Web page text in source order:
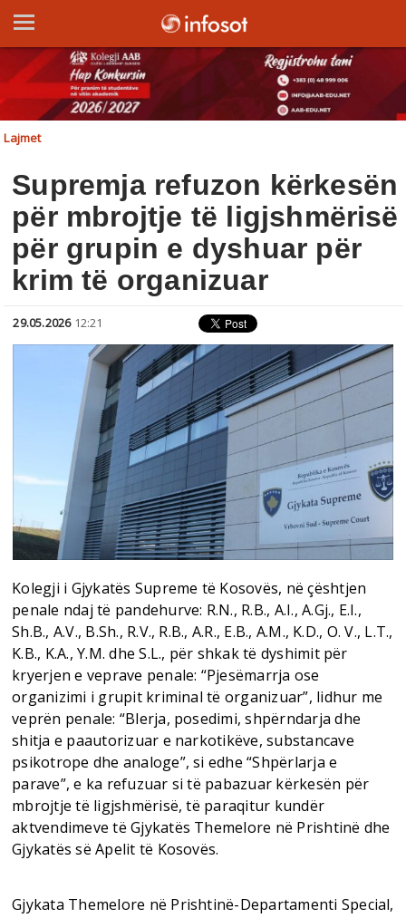
Lajmet
Supremja refuzon kërkesën
për mbrojtje të ligjshmërisë
për grupin e dyshuar për
krim të organizuar
29.05.2026 12:21
Kolegji i Gjykatës Supreme të Kosovës, në çështjen
penale ndaj të pandehurve: R.N., R.B., A.I., A.Gj., E.I.,
Sh.B., A.V., B.Sh., R.V., R.B., A.R., E.B., A.M., K.D., O. V., L.T.,
K.B., K.A., Y.M. dhe S.L., për shkak të dyshimit për
kryerjen e veprave penale: “Pjesëmarrja ose
organizimi i grupit kriminal të organizuar”, lidhur me
veprën penale: “Blerja, posedimi, shpërndarja dhe
shitja e paautorizuar e narkotikëve, substancave
psikotrope dhe analoge”, si edhe “Shpërlarja e
parave”, e ka refuzuar si të pabazuar kërkesën për
mbrojtje të ligjshmërisë, të paraqitur kundër
aktvendimeve të Gjykatës Themelore në Prishtinë dhe
Gjykatës së Apelit të Kosovës.
Gjykata Themelore në Prishtinë-Departamenti Special,